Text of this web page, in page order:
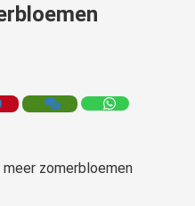
zomerbloemen